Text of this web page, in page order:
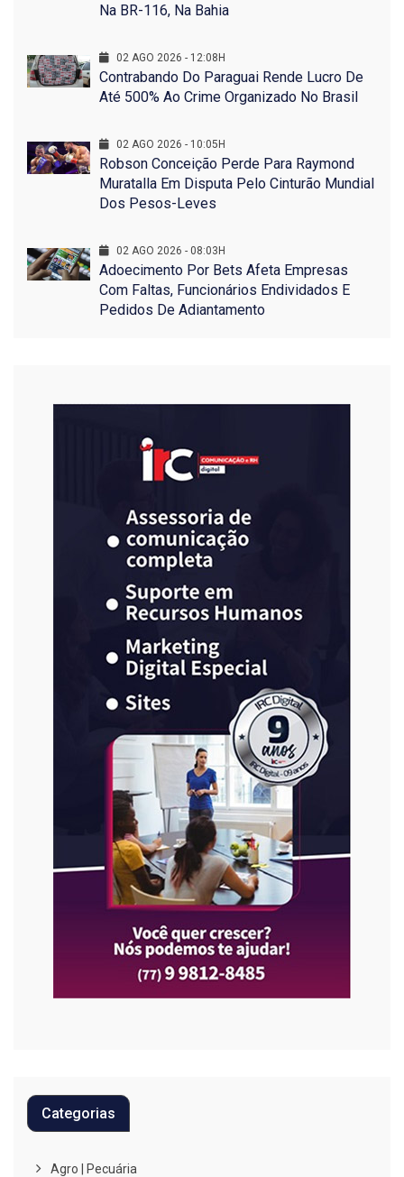
Na BR-116, Na Bahia
02 AGO 2026 - 12:08H
Contrabando Do Paraguai Rende Lucro De
Até 500% Ao Crime Organizado No Brasil
02 AGO 2026 - 10:05H
Robson Conceição Perde Para Raymond
Muratalla Em Disputa Pelo Cinturão Mundial
Dos Pesos-Leves
02 AGO 2026 - 08:03H
Adoecimento Por Bets Afeta Empresas
Com Faltas, Funcionários Endividados E
Pedidos De Adiantamento
Categorias
Agro | Pecuária